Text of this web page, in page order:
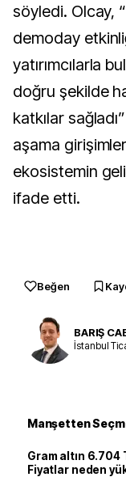
söyledi. Olcay,
demoday
yatırımcılarla
doğru şekilde
katkılar
aşama
ekosistemin
ifade etti.
Beğen
BARIŞ
İstanbul
Manşetten
Gram altın 6.704
Fiyatlar neden